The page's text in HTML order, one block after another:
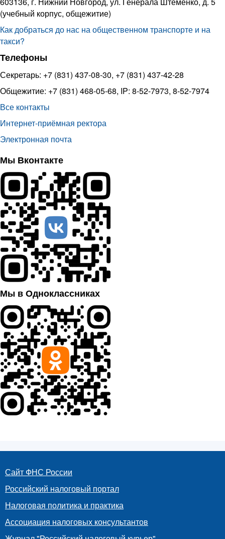
(учебный корпус, общежитие)
Как добраться до нас на общественном транспорте и на
такси?
Телефоны
Секретарь: +7 (831) 437-08-30, +7 (831) 437-42-28
Общежитие: +7 (831) 468-05-68, IP: 8-52-7973, 8-52-7974
Все контакты
Интернет-приёмная ректора
Электронная почта
Мы Вконтакте
Мы в Одноклассниках
Сайт ФНС России
Российский налоговый портал
Налоговая политика и практика
Ассоциация налоговых консультантов